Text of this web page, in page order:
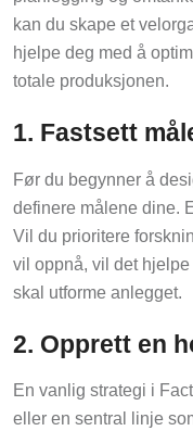
kan du skape et
hjelpe deg med å
totale produksjonen.
1. Fastsett
Før du begynner å
definere målene dine.
Vil du prioritere
vil oppnå, vil det
skal utforme anlegget.
2. Opprett en
En vanlig strategi i
eller en sentral linje